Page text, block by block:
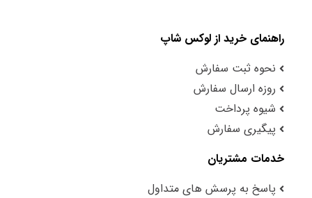
راهنمای خرید از لوکس شاپ
نحوه ثبت سفارش
روزه ارسال سفارش
شیوه پرداخت
پیگیری سفارش
خدمات مشتریان
پاسخ به پرسش های متداول